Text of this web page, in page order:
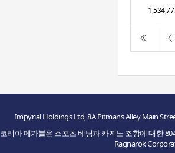
Impyrial Holdings Ltd, 8A Pitmans Alley Main
코리아 메가볼은 스포츠 베팅과 카지노 조항에 대한
Ragnarok